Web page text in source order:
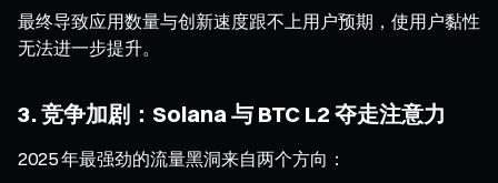
最终导致应用数量与创新速度跟不上用户预期，使用户黏性
无法进一步提升。
3. 竞争加剧：Solana 与 BTC L2 夺走注意力
2025 年最强劲的流量黑洞来自两个方向：